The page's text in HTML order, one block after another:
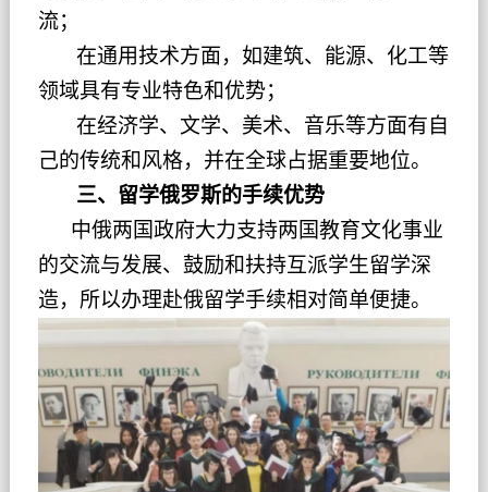
流；
在通用技术方面，如建筑、能源、化工等
领域具有专业特色和优势；
在经济学、文学、美术、音乐等方面有自
己的传统和风格，并在全球占据重要地位。
三、留学俄罗斯的手续优势
中俄两国政府大力支持两国教育文化事业
的交流与发展、鼓励和扶持互派学生留学深
造，所以办理赴俄留学手续相对简单便捷。